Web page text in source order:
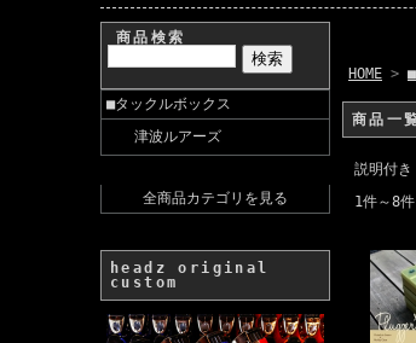
商品検索
■タックルボックス
津波ルアーズ
全商品カテゴリを見る
headz original
custom
HOME >
商品一
説明付
1件～8